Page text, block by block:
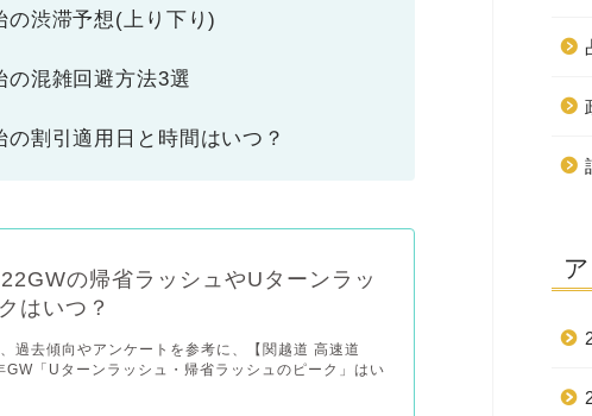
の渋滞予想(上り下り)
の混雑回避方法3選
割引適用日と時間はいつ？
の帰省ラッシュやUターンラッ
はいつ？
過去傾向やアンケートを参考に、【関越道 高速道
「Uターンラッシュ・帰省ラッシュのピーク」はい